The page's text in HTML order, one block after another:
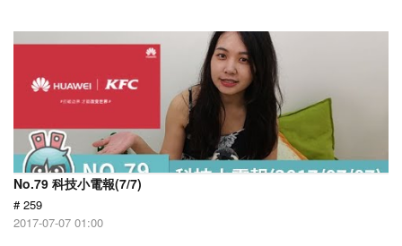
No.79 科技小電報(7/7)
# 259
2017-07-07 01:00